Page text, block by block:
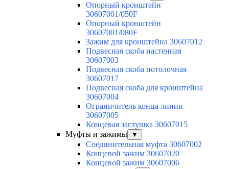
Опорный кронштейн
30607001/050F
Опорный кронштейн
30607001/080F
Зажим для кронштейна 30607012
Подвесная скоба настенная
30607003
Подвесная скоба потолочная
30607017
Подвесная скоба для кронштейна
30607004
Ограничитель конца линии
30607005
Концевая заглушка 30607015
Муфты и зажимы
▼
Соединительная муфта 30607002
Концевой зажим 30607020
Концевой зажим 30607006